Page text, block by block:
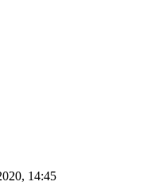
14:45